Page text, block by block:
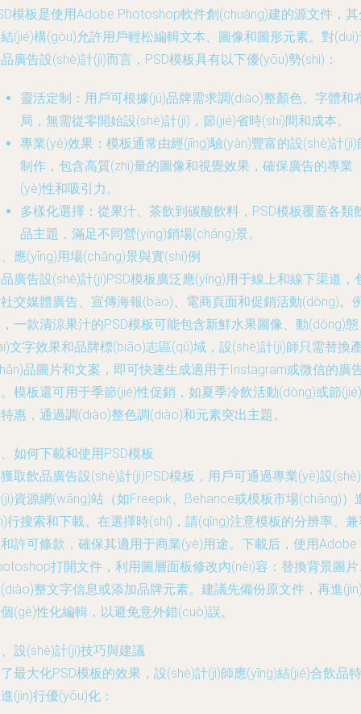
模板是使用Adobe Photoshop軟件創(chuàng)建的源文件，
(jié)構(gòu)允許用戶輕松編輯文本、圖像和圖形元素。對
廣告設(shè)計(jì)而言，PSD模板具有以下優(yōu)勢(shì)：
靈活定制：用戶可根據(jù)品牌需求調(diào)整顏色、字體和
局，無需從零開始設(shè)計(jì)，節(jié)省時(shí)間和成本。
專業(yè)效果：模板通常由經(jīng)驗(yàn)豐富的設(shè)計(jì)
制作，包含高質(zhì)量的圖像和視覺效果，確保廣告的專業
(yè)性和吸引力。
多樣化選擇：從果汁、茶飲到碳酸飲料，PSD模板覆蓋各類
品主題，滿足不同營(yíng)銷場(chǎng)景。
應(yīng)用場(chǎng)景與實(shí)例
廣告設(shè)計(jì)PSD模板廣泛應(yīng)用于線上和線下渠道，
交媒體廣告、宣傳海報(bào)、電商頁面和促銷活動(dòng)。
一款清涼果汁的PSD模板可能包含新鮮水果圖像、動(dòng)態
文字效果和品牌標(biāo)志區(qū)域，設(shè)計(jì)師只需替換
品圖片和文案，即可快速生成適用于Instagram或微信的廣
模板還可用于季節(jié)性促銷，如夏季冷飲活動(dòng)或節(jié)
惠，通過調(diào)整色調(diào)和元素突出主題。
如何下載和使用PSD模板
取飲品廣告設(shè)計(jì)PSD模板，用戶可通過專業(yè)設(shè)
資源網(wǎng)站（如Freepik、Behance或模板市場(chǎng)）
行搜索和下載。在選擇時(shí)，請(qǐng)注意模板的分辨率、
許可條款，確保其適用于商業(yè)用途。下載后，使用Adobe
打開文件，利用圖層面板修改內(nèi)容：替換背景圖
整文字信息或添加品牌元素。建議先備份原文件，再進
(gè)性化編輯，以避免意外錯(cuò)誤。
設(shè)計(jì)技巧與建議
最大化PSD模板的效果，設(shè)計(jì)師應(yīng)結(jié)合飲品特
(jìn)行優(yōu)化：